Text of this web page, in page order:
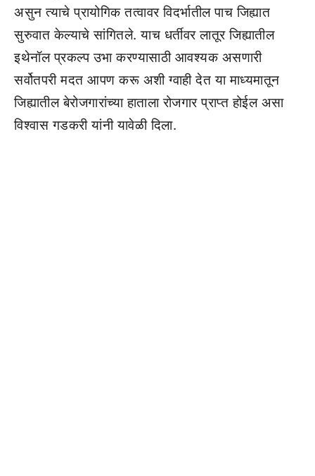
असुन त्याचे प्रायोगिक तत्वावर विदर्भातील पाच जिह्यात
सुरुवात केल्याचे सांगितले. याच धर्तीवर लातूर जिह्यातील
इथेनॉल प्रकल्प उभा करण्यासाठी आवश्यक असणारी
सर्वोतपरी मदत आपण करू अशी ग्वाही देत या माध्यमातून
जिह्यातील बेरोजगारांच्या हाताला रोजगार प्राप्त होईल असा
विश्वास गडकरी यांनी यावेळी दिला.